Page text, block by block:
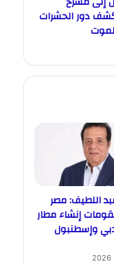
دور الحشرات
اللطيف: مصر
إنشاء مطار
وإسطنبول